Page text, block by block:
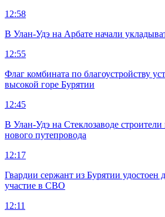
12:58
В Улан-Удэ на Арбате начали
12:55
Флаг комбината по благоустройству
высокой горе Бурятии
12:45
В Улан-Удэ на Стеклозаводе строители
нового путепровода
12:17
Гвардии сержант из Бурятии удостоен
участие в СВО
12:11